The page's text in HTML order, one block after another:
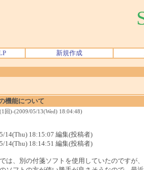
新規作成
機能について
回)-(2009/05/13(Wed) 18:04:48)
14(Thu) 18:15:07 編集(投稿者)
14(Thu) 18:14:51 編集(投稿者)
は、別の付箋ソフトを使用していたのですが、